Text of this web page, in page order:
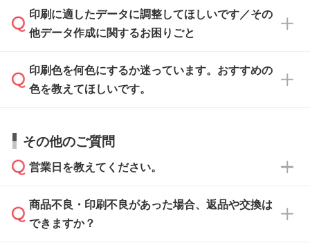
ご入稿後は経験豊富なスタッフがデータに不備
がないかチェックし、お客様と確認してから印
刷に進みますので、ご安心ください。
入稿用のテンプレートはPDF形式ですが、
IllustratorやPhotoshopで開いてご利用いただけ
方」をご確認ください。
印刷に適したデータ・解像度かどうか、担当ス
タッフが事前に確認いたします。
ムへ添付いただくか、担当スタッフ宛にメール
でお送りください。
い合わせください。
なお、印刷用データの作り方に関する詳細は、
印刷に適したデータに調整してほしいです／その
他データ作成に関するお困りごと
データ作成でお困りの際には、担当スタッフが
サポートいたしますのでお気軽にご相談くださ
から添付してお送りください。
・解像度の低いデータをトレース/調整してほ
しい
解像度の低い画像や、手書きのイラスト、写真
などを、印刷に適したベクターデータに変換し
印刷色を何色にするか迷っています。おすすめの
色を教えてほしいです。
相談いただきますと、担当スタッフがお客様の
ご希望や商品の本体色を確認し、印刷色をご提
本体色がブラック、ネイビーなど濃色の場合は
白色か淡い色の印刷色をおすすめしておりま
す。
その他のご質問
営業日を教えてください。
営業日は平日の10:00～18:00で、土日祝日はお
休みとなります。注文・見積・お問い合わせ
商品不良・印刷不良があった場合、返品や交換は
できますか？